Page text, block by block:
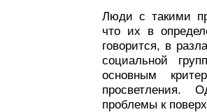
Люди с такими
что их в
говорится, в
социальной
основным
просветления.
проблемы к